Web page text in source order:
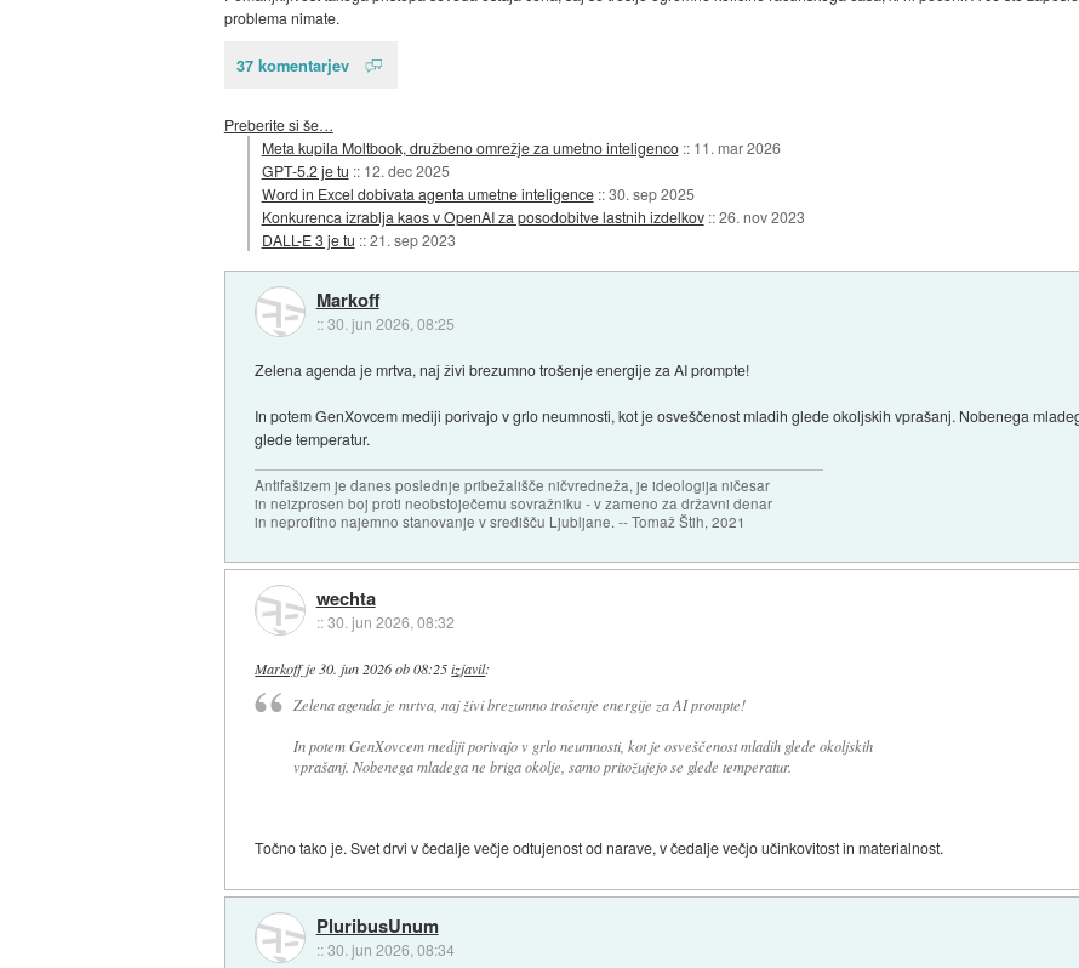
problema nimate.
37 komentarjev
Preberite si še…
Meta kupila Moltbook, družbeno omrežje za umetno inteligenco :: 11. mar 2026
GPT-5.2 je tu :: 12. dec 2025
Word in Excel dobivata agenta umetne inteligence ::30. sep 2025
Konkurenca izrablja kaos v OpenAI za posodobitve lastnih izdelkov ::26. nov 2023
DALL-E 3 je tu ::21. sep 2023
Markoff
::30. jun 2026, 08:25
Zelena agenda je mrtva, naj živi brezumno trošenje energije za AI prompte!
In potem GenXovcem mediji porivajo v grlo neumnosti, kot je osveščenost mladih glede okoljskih vprašanj. Nobenega
glede temperatur.
Antifašizem je danes poslednje pribežališče ničvredneža, je ideologija ničesar
in neizprosen boj proti neobstoječemu sovražniku - v zameno za državni denar
in neprofitno najemno stanovanje v središču Ljubljane. -- Tomaž Štih, 2021
wechta
::30. jun 2026, 08:32
Markoffje 30. jun 2026 ob 08:25 izjavil:
Zelena agenda je mrtva, naj živi brezumno trošenje energije za AI prompte!
In potem GenXovcem mediji porivajo v grlo neumnosti, kot je osveščenost mladih glede okoljskih
vprašanj. Nobenega mladega ne briga okolje, samo pritožujejo se glede temperatur.
Točno tako je. Svet drvi v čedalje večje odtujenost od narave, v čedalje večjo učinkovitost in materialnost.
PluribusUnum
::30. jun 2026, 08:34